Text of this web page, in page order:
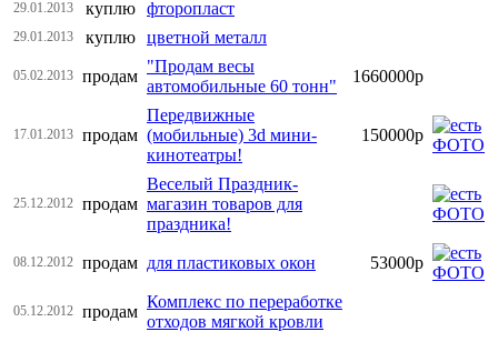
29.01.2013 куплю фторопласт
29.01.2013 куплю цветной металл
05.02.2013 продам
"Продам весы
автомобильные 60 тонн"
1660000р
17.01.2013 продам
Передвижные
(мобильные) 3d мини-
кинотеатры!
150000р
25.12.2012 продам
Веселый Праздник-
магазин товаров для
праздника!
08.12.2012 продам для пластиковых окон 53000р
05.12.2012 продам
Комплекс по переработке
отходов мягкой кровли